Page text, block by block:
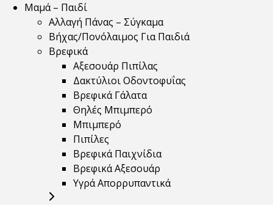
Μαμά – Παιδί
Αλλαγή Πάνας – Σύγκαμα
Βήχας/Πονόλαιμος Για Παιδιά
Βρεφικά
Αξεσουάρ Πιπίλας
Δακτύλιοι Οδοντοφυΐας
Βρεφικά Γάλατα
Θηλές Μπιμπερό
Μπιμπερό
Πιπίλες
Βρεφικά Παιχνίδια
Βρεφικά Αξεσουάρ
Υγρά Απορρυπαντικά